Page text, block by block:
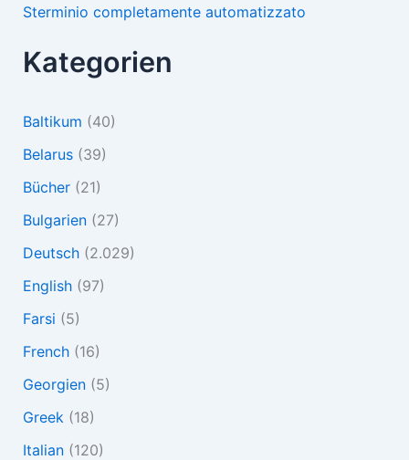
Sterminio completamente automatizzato
Kategorien
Baltikum (40)
Belarus(39)
Bücher(21)
Bulgarien(27)
Deutsch(2.029)
English(97)
Farsi (5)
French(16)
Georgien(5)
Greek (18)
Italian(120)